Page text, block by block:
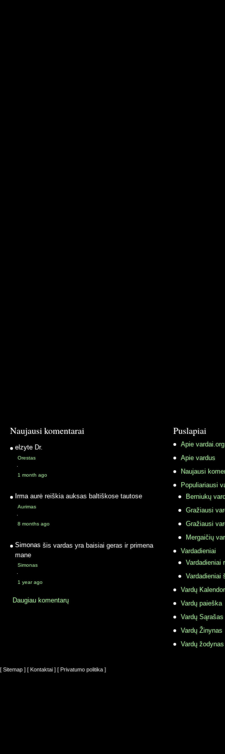
Naujausi komentarai
elzyte Dr.
Orestas
·
1 month ago
Irma aurė reiškia auksas baltiškose tautose
Aurimas
·
8 months ago
Simonas šis vardas yra baisiai geras ir primena
mane
Simonas
·
1 year ago
Daugiau komentarų
Puslapiai
Apie vardai.org
Apie vardus
Naujausi
Populiariausi
Berniukų
Gražiausi
Gražiausi
Mergaičių
Vardadieniai
Vardadieniai
Vardadieniai
Vardų
Vardų paieška
Vardų Sąrašas
Vardų Žinynas
Vardų
[ Sitemap ] [ Kontaktai ] [ Privatumo politika ]